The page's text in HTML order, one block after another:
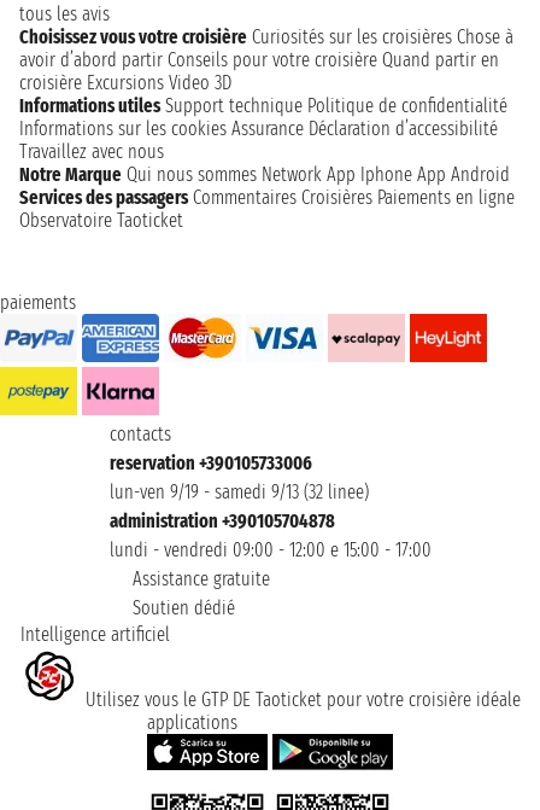
tous les avis
Choisissez vous votre croisière Curiosités sur les croisières Chose à
avoir d’abord partir Conseils pour votre croisière Quand partir en
croisière Excursions Video 3D
Informations utiles Support technique Politique de confidentialité
Informations sur les cookies Assurance Déclaration d’accessibilité
Travaillez avec nous
Notre Marque Qui nous sommes Network App Iphone App Android
Services des passagers Commentaires Croisières Paiements en ligne
Observatoire Taoticket
paiements
contacts
reservation +390105733006
lun-ven 9/19 - samedi 9/13 (32 linee)
administration +390105704878
lundi - vendredi 09:00 - 12:00 e 15:00 - 17:00
Assistance gratuite
Soutien dédié
Intelligence artificiel
Utilisez vous le GTP DE Taoticket pour votre croisière idéale
applications